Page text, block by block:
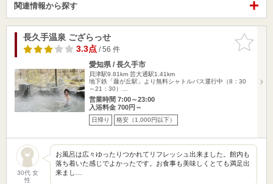
関連情報から探す
お気に入
りに追加
長久手温泉 ござらっせ
3.3点/ 56 件
愛知県 / 長久手市
貝津駅9.81km 芸大通駅1.41km
地下鉄「藤が丘駅」より無料シャトルバス運行中（8：30
～21：30）…
営業時間 7:00～23:00
入浴料金 700円～
日帰り 格安（1,000円以下）
30代 女
性
お風呂は広々ゆったりつかれてリフレッシュ出来ました。館内も
落ち着いた感じでよかったです。お食事も美味しくとても満足出
来まし…